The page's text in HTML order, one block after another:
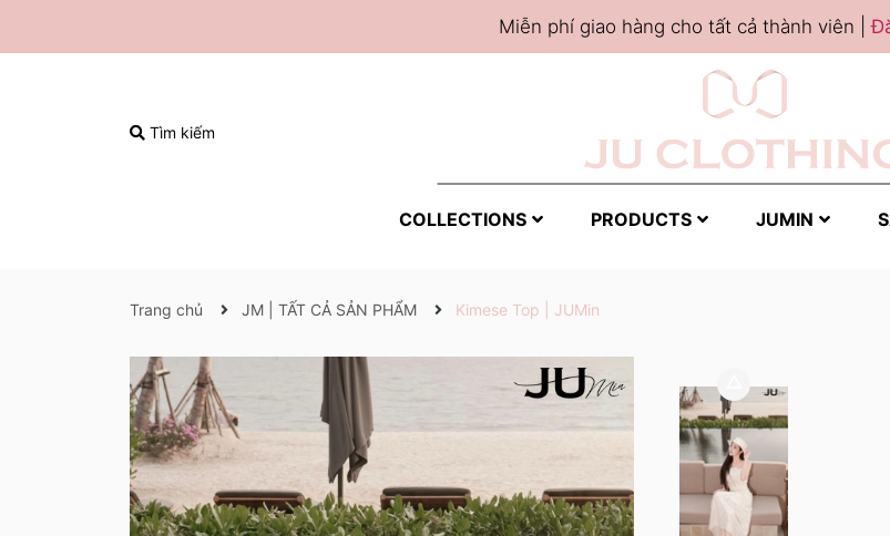
Miễn phí giao hàng cho tất cả thành viên |
Tìm kiếm
COLLECTIONS PRODUCTS JUMIN
Trang chủ JM | TẤT CẢ SẢN PHẨM Kimese Top | JUMin